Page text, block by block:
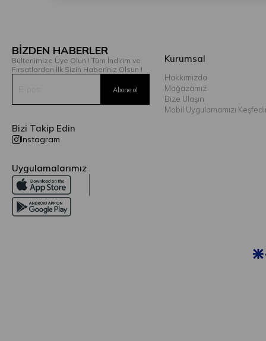
BİZDEN HABERLER
Bültenimize Üye Olun ! Tüm İndirim ve
Fırsatlardan İlk Sizin Haberiniz Olsun !
Bizi Takip Edin
Instagram
Uygulamalarımız
Kurumsal
Hakkımızda
Mağazamız
Bize Ulaşın
Mobil Uygulamamızı